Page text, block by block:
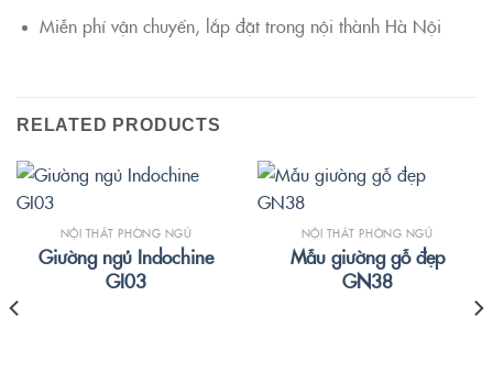
Miễn phí vận chuyển, lắp đặt trong nội thành Hà Nội
RELATED PRODUCTS
NỘI THẤT PHÒNG NGỦ
Giường ngủ Indochine
GI03
NỘI THẤT PHÒNG NGỦ
Mẫu giường gỗ đẹp
GN38